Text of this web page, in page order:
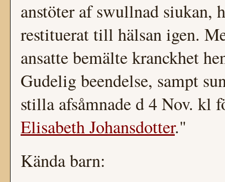
anstöter af swullnad siukan,
restituerat till hälsan igen.
ansatte bemälte kranckhet
Gudelig beendelse, sampt
stilla afsåmnade d 4 Nov. kl
Elisabeth Johansdotter."
Kända barn: